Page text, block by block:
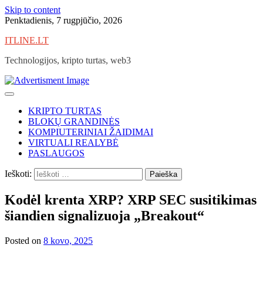
Skip to content
Penktadienis, 7 rugpjūčio, 2026
ITLINE.LT
Technologijos, kripto turtas, web3
KRIPTO TURTAS
BLOKŲ GRANDINĖS
KOMPIUTERINIAI ŽAIDIMAI
VIRTUALI REALYBĖ
PASLAUGOS
Ieškoti:
Kodėl krenta XRP? XRP SEC susitikimas
šiandien signalizuoja „Breakout“
Posted on 8 kovo, 2025